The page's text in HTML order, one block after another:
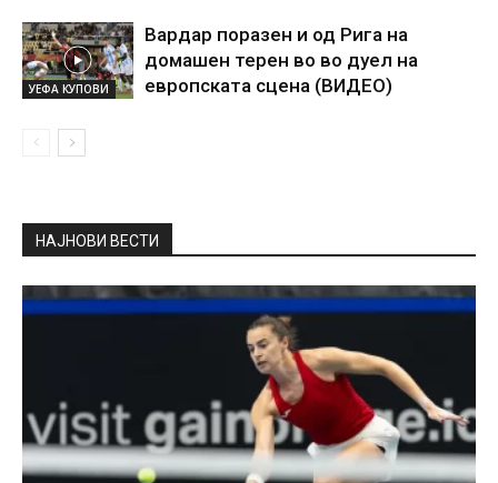
УЕФА КУПОВИ
Вардар поразен и од Рига на
домашен терен во во дуел на
европската сцена (ВИДЕО)
НАЈНОВИ ВЕСТИ